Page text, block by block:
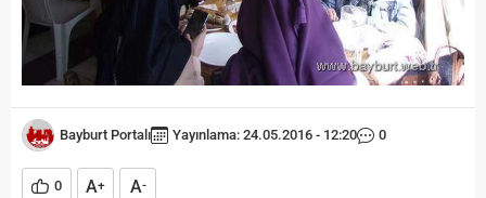
Bayburt Portalı Yayınlama: 24.05.2016 - 12:20 0
0 A+ A-